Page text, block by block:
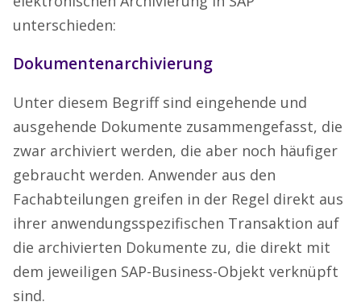
unterschieden:
Dokumentenarchivierung
Unter diesem Begriff sind eingehende und
ausgehende Dokumente zusammengefasst, die
zwar archiviert werden, die aber noch häufiger
gebraucht werden. Anwender aus den
Fachabteilungen greifen in der Regel direkt aus
ihrer anwendungsspezifischen Transaktion auf
die archivierten Dokumente zu, die direkt mit
dem jeweiligen SAP-Business-Objekt verknüpft
sind.